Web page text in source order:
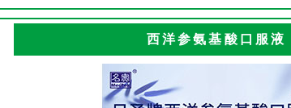
西洋参氨基酸口服液